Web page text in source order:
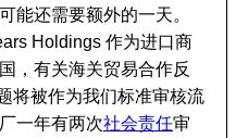
能还需要额外的一天。
Holdings 作为进口商
，有关海关贸易合作反
将被作为我们标准审核流
一年有两次社会责任审